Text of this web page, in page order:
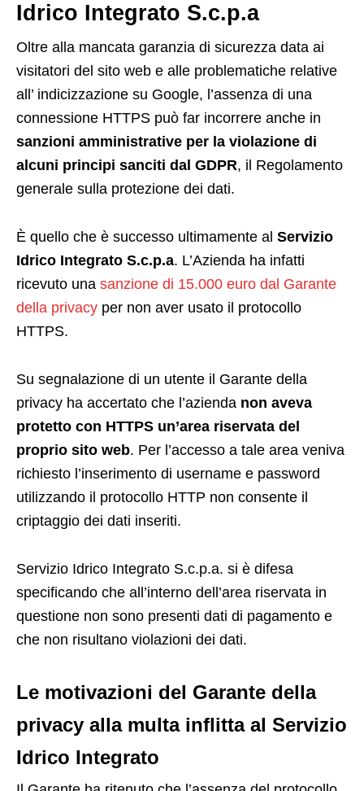
Idrico Integrato S.c.p.a
Oltre alla mancata garanzia di sicurezza data ai
visitatori del sito web e alle problematiche relative
all’ indicizzazione su Google, l’assenza di una
connessione HTTPS può far incorrere anche in
sanzioni amministrative per la violazione di
alcuni principi sanciti dal GDPR, il Regolamento
generale sulla protezione dei dati.
È quello che è successo ultimamente al Servizio
Idrico Integrato S.c.p.a. L’Azienda ha infatti
ricevuto una sanzione di 15.000 euro dal Garante
della privacy per non aver usato il protocollo
HTTPS.
Su segnalazione di un utente il Garante della
privacy ha accertato che l’azienda non aveva
protetto con HTTPS un’area riservata del
proprio sito web. Per l’accesso a tale area veniva
richiesto l’inserimento di username e password
utilizzando il protocollo HTTP non consente il
criptaggio dei dati inseriti.
Servizio Idrico Integrato S.c.p.a. si è difesa
specificando che all’interno dell’area riservata in
questione non sono presenti dati di pagamento e
che non risultano violazioni dei dati.
Le motivazioni del Garante della
privacy alla multa inflitta al Servizio
Idrico Integrato